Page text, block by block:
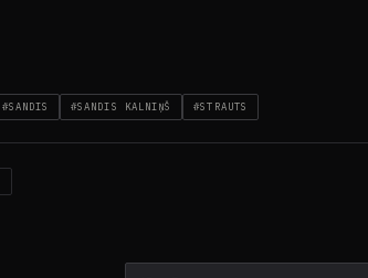
#SANDIS #SANDIS KALNIŅŠ #STRAUTS